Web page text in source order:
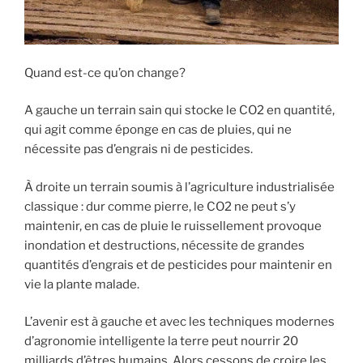
Quand est-ce qu’on change?
A gauche un terrain sain qui stocke le CO2 en quantité,
qui agit comme éponge en cas de pluies, qui ne
nécessite pas d’engrais ni de pesticides.
À droite un terrain soumis à l’agriculture industrialisée
classique : dur comme pierre, le CO2 ne peut s’y
maintenir, en cas de pluie le ruissellement provoque
inondation et destructions, nécessite de grandes
quantités d’engrais et de pesticides pour maintenir en
vie la plante malade.
L’avenir est à gauche et avec les techniques modernes
d’agronomie intelligente la terre peut nourrir 20